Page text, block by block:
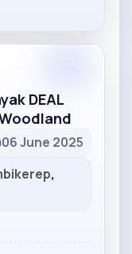
DEAL
06 June 2025
,